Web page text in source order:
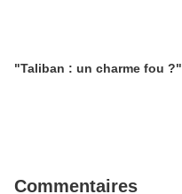
"Taliban : un charme fou ?"
Commentaires